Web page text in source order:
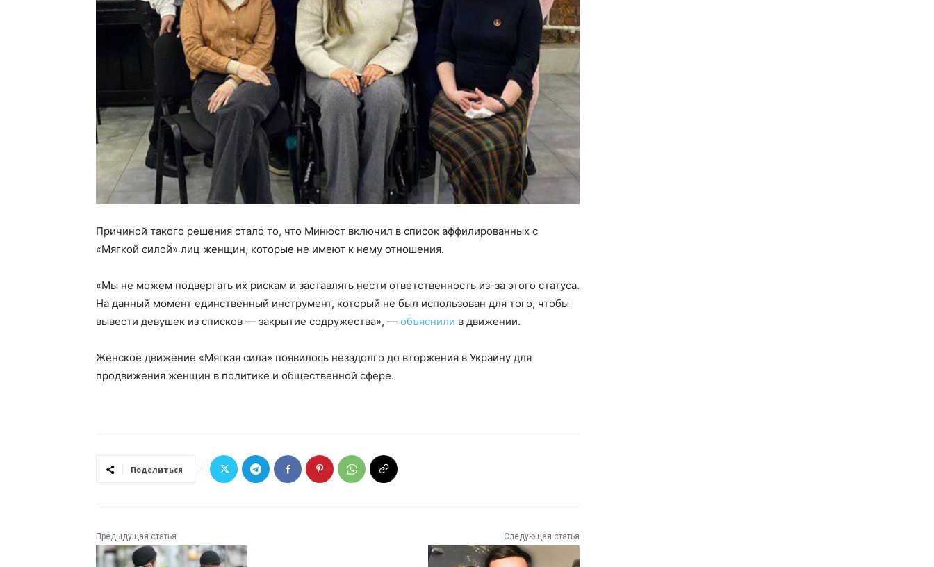
Причиной такого решения стало то, что Минюст включил в список аффилированных с
«Мягкой силой» лиц женщин, которые не имеют к нему отношения.
«Мы не можем подвергать их рискам и заставлять нести ответственность из-за этого статуса.
На данный момент единственный инструмент, который не был использован для того, чтобы
вывести девушек из списков — закрытие содружества», — объяснили в движении.
Женское движение «Мягкая сила» появилось незадолго до вторжения в Украину для
продвижения женщин в политике и общественной сфере.
Поделиться
Предыдущая статья Следующая статья